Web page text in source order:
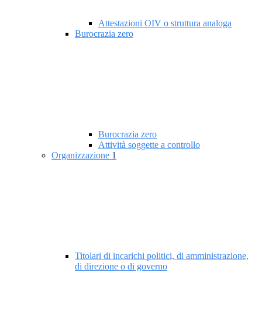
Attestazioni OIV o struttura analoga
Burocrazia zero
Burocrazia zero
Attività soggette a controllo
Organizzazione 1
Titolari di incarichi politici, di amministrazione,
di direzione o di governo